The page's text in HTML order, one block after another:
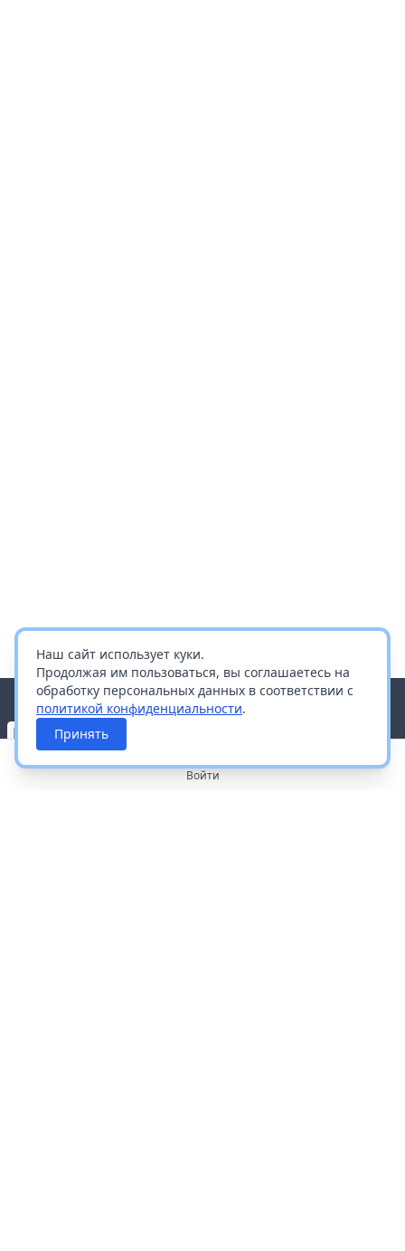
Наш сайт использует куки.
Продолжая им пользоваться, вы соглашаетесь на
обработку персональных данных в соответствии с
политикой конфиденциальности.
Принять
Войти